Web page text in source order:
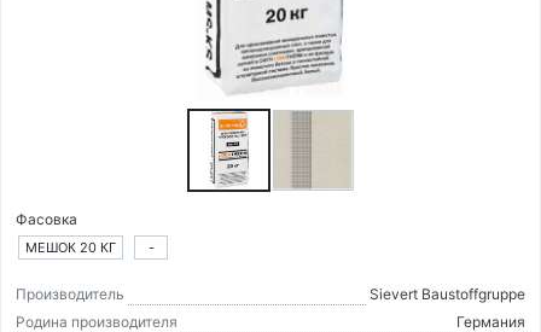
Фасовка
МЕШОК 20 КГ -
Производитель
Sievert Baustoffgruppe
Родина производителя
Германия